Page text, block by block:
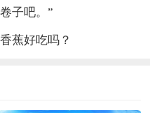
子吧。”
蕉好吃吗？